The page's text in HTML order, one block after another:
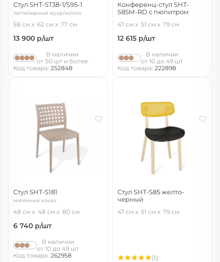
Стул SHT-ST38-1/S95-1
латте/черный муар/золото
58 см 62 см 77 см
13 900 р/шт
В наличии
от 50 шт и более
Код товара: 252848
Конференц-стул SHT-
S85М-RD с пюпитром
47 см 51 см 79 см
12 615 р/шт
В наличии
от 10 до 49 шт
Код товара: 222898
Стул SHT-S181
молочный какао
48 см 48 см 80 см
6 740 р/шт
В наличии
от 10 до 49 шт
Код товара: 262958
Стул SHT-S85 желто-
черный
47 см 51 см 79 см
(1)